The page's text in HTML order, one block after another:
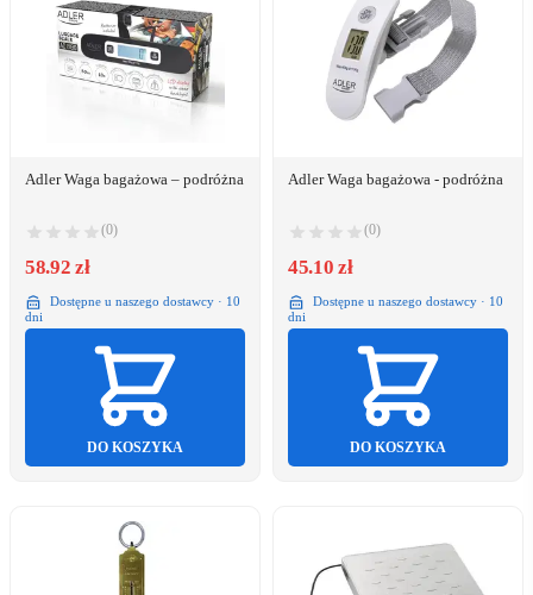
Adler Waga bagażowa – podróżna
(0)
58.92 zł
Dostępne u naszego dostawcy · 10
dni
DO KOSZYKA
Adler Waga bagażowa - podróżna
(0)
45.10 zł
Dostępne u naszego dostawcy · 10
dni
DO KOSZYKA